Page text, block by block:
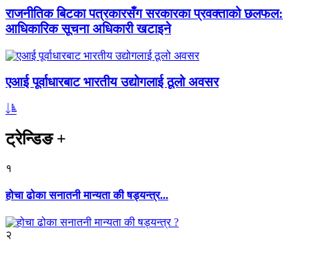
राजनीतिक बिटका पत्रकारसँग सरकारका प्रवक्ताको छलफल:
आधिकारिक सूचना अधिकारी खटाइने
एआई पूर्वाधारबाट भारतीय उद्योगलाई ठूलो अवसर
ट्रेन्डिङ+
१
होचा ढोका सनातनी मान्यता की षड्यन्त्र...
२